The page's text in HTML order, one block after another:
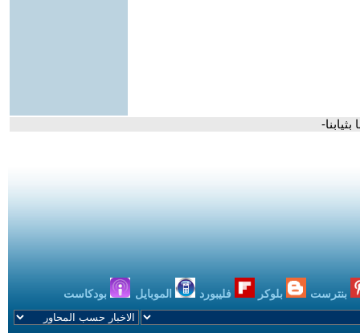
بنترست بلوكر فليبورد الموبايل بودكاست